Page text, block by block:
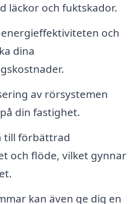
läckor och fuktskador.
och
dina
av rörsystemen
din fastighet.
till förbättrad
och flöde, vilket gynnar
kan även ge dig en